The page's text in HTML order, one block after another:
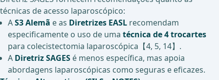
técnicas de acesso laparoscópico:
AS3 Alemã e as Diretrizes EASL recomendam
especificamente o uso de uma técnica de 4 trocartes
para colecistectomia laparoscópica【4, 5, 14】.
A Diretriz SAGES é menos específica, mas apoia
abordagens laparoscópicas como seguras e eficazes.